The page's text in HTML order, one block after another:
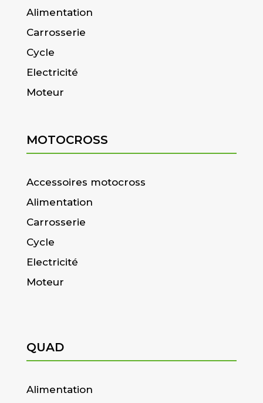
Alimentation
Carrosserie
Cycle
Electricité
Moteur
MOTOCROSS
Accessoires motocross
Alimentation
Carrosserie
Cycle
Electricité
Moteur
QUAD
Alimentation